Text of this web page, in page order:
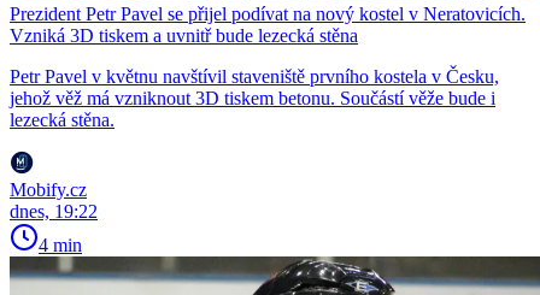
Prezident Petr Pavel se přijel podívat na nový kostel v Neratovicích.
Vzniká 3D tiskem a uvnitř bude lezecká stěna
Petr Pavel v květnu navštívil staveniště prvního kostela v Česku,
jehož věž má vzniknout 3D tiskem betonu. Součástí věže bude i
lezecká stěna.
Mobify.cz
dnes, 19:22
4 min